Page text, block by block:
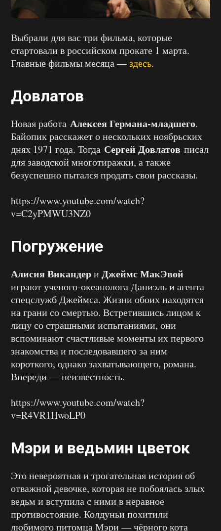
Выбрали для вас три фильма, которые
стартовали в российском прокате 1 марта.
Главные фильмы месяца —здесь.
Довлатов
Новая работа Алексея Германа-младшего.
Байопик расскажет о нескольких ноябрьских
днях 1971 года. Тогда Сергей Довлатов писал
для заводской многотиражки, а также
безуспешно пытался продать свои рассказы.
https://www.youtube.com/watch?
v=C2yPMWU3NZ0
Погружение
Алисия Викандери Джеймс МакЭвой
играют ученого-океанолога Даниэль и агента
спецслужб Джеймса. Жизни обоих находятся
на грани со смертью. Встретившись лицом к
лицу со страшными испытаниями, они
вспоминают счастливые моменты их первого
знакомства и последовавшего за ним
короткого, однако захватывающего, романа.
Впереди — неизвестность.
https://www.youtube.com/watch?
v=R4VR1HwoLP0
Мэри и ведьмин цветок
Это невероятная и трогательная история об
отважной девочке, которая не побоялась злых
ведьм и вступила с ними в неравное
противостояние. Колдуньи похитили
любимого питомца Мэри — чёрного кота